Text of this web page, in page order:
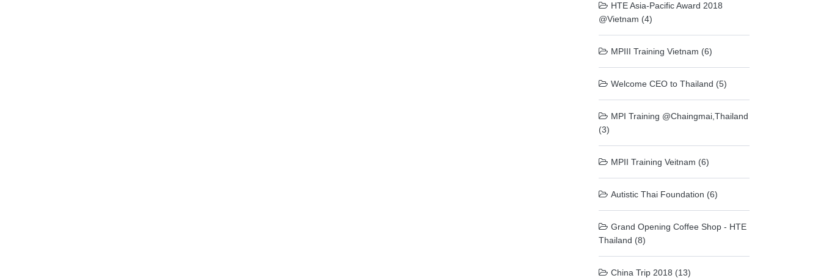
HTE Asia-Pacific Award 2018
@Vietnam (4)
MPIII Training Vietnam (6)
Welcome CEO to Thailand (5)
MPI Training @Chaingmai,Thailand
(3)
MPII Training Veitnam (6)
Autistic Thai Foundation (6)
Grand Opening Coffee Shop - HTE
Thailand (8)
China Trip 2018 (13)